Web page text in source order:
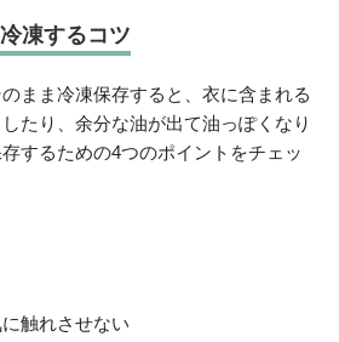
凍するコツ
まま冷凍保存すると、衣に含まれる
たり、余分な油が出て油っぽくなり
するための4つのポイントをチェッ
触れさせない